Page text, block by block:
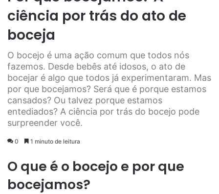
ciência por trás do ato de
boceja
O bocejo é uma ação comum que todos nós
fazemos. Desde bebês até idosos, o ato de
bocejar é algo que todos já experimentaram. Mas
por que bocejamos? Será que é porque estamos
cansados? Ou talvez porque estamos
entediados? A ciência por trás do bocejo pode
surpreender você.
0 1 minuto de leitura
O que é o bocejo e por que
bocejamos?